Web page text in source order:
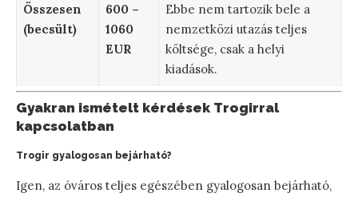
Összesen
(becsült)
600 –
1060
EUR
Ebbe nem tartozik bele a
nemzetközi utazás teljes
költsége, csak a helyi
kiadások.
Gyakran ismételt kérdések Trogirral
kapcsolatban
Trogir gyalogosan bejárható?
Igen, az óváros teljes egészében gyalogosan bejárható,